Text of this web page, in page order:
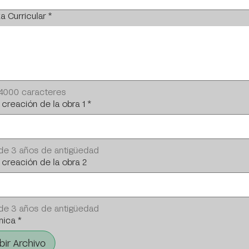
Curricular *
caracteres
de la obra 1 *
3 años de antigüedad
de la obra 2
3 años de antigüedad
*
Archivo